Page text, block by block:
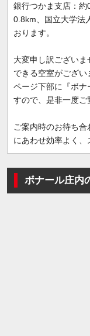
銀行つかま支店：
0.8km、国立大学法
おります。
大変申し訳ござい
できる空室がござい
ページ下部に『ボナ
すので、是非一度ご
ご案内時のお待ち
にあわせ効率よく、
ボナール庄内